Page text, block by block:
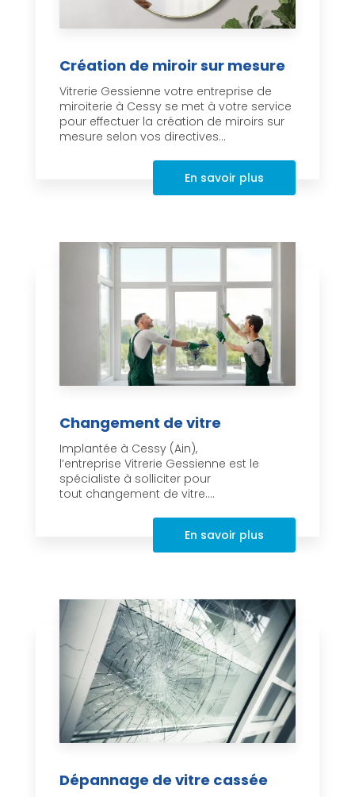
Création de miroir sur mesure
Vitrerie Gessienne votre entreprise de
miroiterie à Cessy se met à votre service
pour effectuer la création de miroirs sur
mesure selon vos directives...
En savoir plus
Changement de vitre
Implantée à Cessy (Ain),
l’entreprise Vitrerie Gessienne est le
spécialiste à solliciter pour
tout changement de vitre....
En savoir plus
Dépannage de vitre cassée